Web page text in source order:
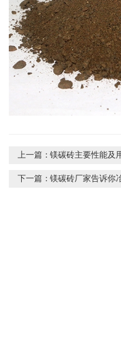
上一篇：镁碳砖主要性能及
下一篇：镁碳砖厂家告诉你